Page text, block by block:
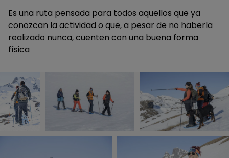
Es una ruta pensada para todos aquellos que ya
conozcan la actividad o que, a pesar de no haberla
realizado nunca, cuenten con una buena forma
física